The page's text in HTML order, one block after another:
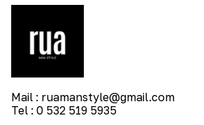
Mail : ruamanstyle@gmail.com
Tel : 0 532 519 5935